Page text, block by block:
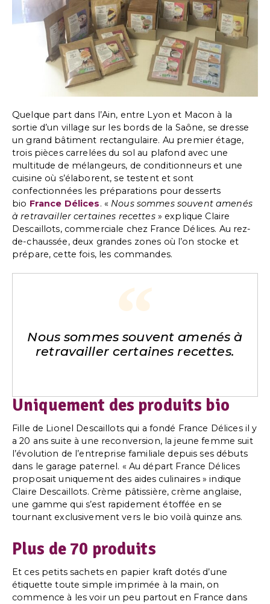
Quelque part dans l’Ain, entre Lyon et Macon à la
sortie d’un village sur les bords de la Saône, se dresse
un grand bâtiment rectangulaire. Au premier étage,
trois pièces carrelées du sol au plafond avec une
multitude de mélangeurs, de conditionneurs et une
cuisine où s’élaborent, se testent et sont
confectionnées les préparations pour desserts
bio France Délices. « Nous sommes souvent amenés
à retravailler certaines recettes» explique Claire
Descaillots, commerciale chez France Délices. Au rez-
de-chaussée, deux grandes zones où l’on stocke et
prépare, cette fois, les commandes.
Nous sommes souvent amenés à
retravailler certaines recettes.
Uniquement des produits bio
Fille de Lionel Descaillots qui a fondé France Délices il y
a 20 ans suite à une reconversion, la jeune femme suit
l’évolution de l’entreprise familiale depuis ses débuts
dans le garage paternel. « Au départ France Délices
proposait uniquement des aides culinaires » indique
Claire Descaillots. Crème pâtissière, crème anglaise,
une gamme qui s’est rapidement étoffée en se
tournant exclusivement vers le bio voilà quinze ans.
Plus de 70 produits
Et ces petits sachets en papier kraft dotés d’une
étiquette toute simple imprimée à la main, on
commence à les voir un peu partout en France dans